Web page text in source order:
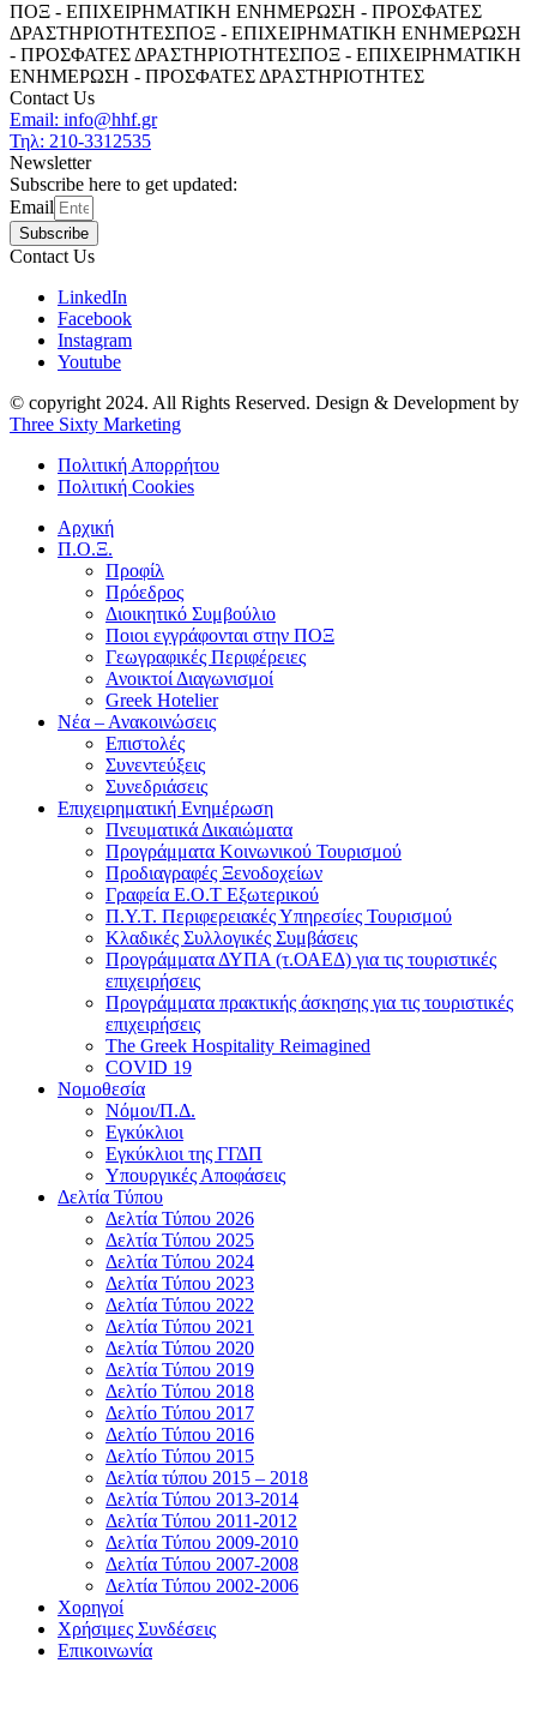
ΠΟΞ - ΕΠΙΧΕΙΡΗΜΑΤΙΚΗ ΕΝΗΜΕΡΩΣΗ - ΠΡΟΣΦΑΤΕΣ
ΔΡΑΣΤΗΡΙΟΤΗΤΕΣΠΟΞ - ΕΠΙΧΕΙΡΗΜΑΤΙΚΗ ΕΝΗΜΕΡΩΣΗ
- ΠΡΟΣΦΑΤΕΣ ΔΡΑΣΤΗΡΙΟΤΗΤΕΣΠΟΞ - ΕΠΙΧΕΙΡΗΜΑΤΙΚΗ
ΕΝΗΜΕΡΩΣΗ - ΠΡΟΣΦΑΤΕΣ ΔΡΑΣΤΗΡΙΟΤΗΤΕΣ
Contact Us
Email: info@hhf.gr
Τηλ: 210-3312535
Newsletter
Subscribe here to get updated:
Email
Subscribe
Contact Us
LinkedIn
Facebook
Instagram
Youtube
© copyright 2024. All Rights Reserved. Design & Development by
Three Sixty Marketing
Πολιτική Απορρήτου
Πολιτική Cookies
Αρχική
Π.Ο.Ξ.
Προφίλ
Πρόεδρος
Διοικητικό Συμβούλιο
Ποιοι εγγράφονται στην ΠΟΞ
Γεωγραφικές Περιφέρειες
Ανοικτοί Διαγωνισμoί
Greek Hotelier
Νέα – Ανακοινώσεις
Επιστολές
Συνεντεύξεις
Συνεδριάσεις
Επιχειρηματική Ενημέρωση
Πνευματικά Δικαιώματα
Προγράμματα Κοινωνικού Τουρισμού
Προδιαγραφές Ξενοδοχείων
Γραφεία Ε.Ο.Τ Εξωτερικού
Π.Υ.Τ. Περιφερειακές Υπηρεσίες Τουρισμού
Κλαδικές Συλλογικές Συμβάσεις
Προγράμματα ΔΥΠΑ (τ.ΟΑΕΔ) για τις τουριστικές
επιχειρήσεις
Προγράμματα πρακτικής άσκησης για τις τουριστικές
επιχειρήσεις
The Greek Hospitality Reimagined
COVID 19
Νομοθεσία
Νόμοι/Π.Δ.
Εγκύκλιοι
Εγκύκλιοι της ΓΓΔΠ
Υπουργικές Αποφάσεις
Δελτία Τύπου
Δελτία Τύπου 2026
Δελτία Τύπου 2025
Δελτία Τύπου 2024
Δελτία Τύπου 2023
Δελτία Τύπου 2022
Δελτία Τύπου 2021
Δελτία Τύπου 2020
Δελτία Τύπου 2019
Δελτίο Τύπου 2018
Δελτίο Τύπου 2017
Δελτίο Τύπου 2016
Δελτίο Τύπου 2015
Δελτία τύπου 2015 – 2018
Δελτία Τύπου 2013-2014
Δελτία Τύπου 2011-2012
Δελτία Τύπου 2009-2010
Δελτία Τύπου 2007-2008
Δελτία Τύπου 2002-2006
Χορηγοί
Χρήσιμες Συνδέσεις
Επικοινωνία